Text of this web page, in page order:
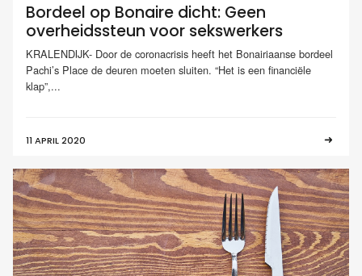
Bordeel op Bonaire dicht: Geen
overheidssteun voor sekswerkers
KRALENDIJK- Door de coronacrisis heeft het Bonairiaanse bordeel
Pachi’s Place de deuren moeten sluiten. “Het is een financiële
klap”,...
11 APRIL 2020